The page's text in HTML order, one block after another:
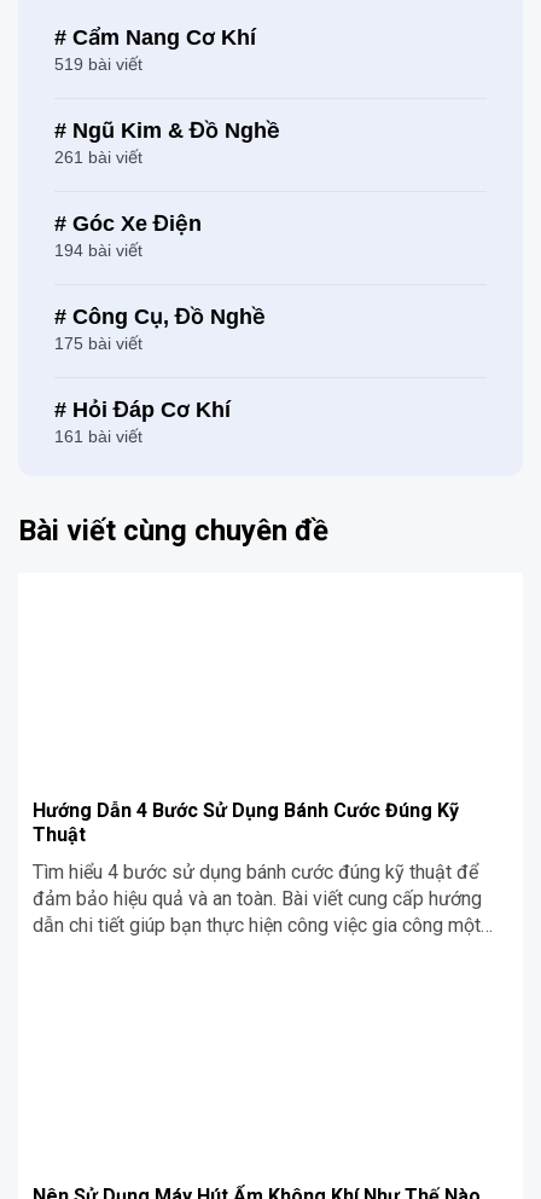
# Cẩm Nang Cơ Khí
519 bài viết
# Ngũ Kim & Đồ Nghề
261 bài viết
# Góc Xe Điện
194 bài viết
# Công Cụ, Đồ Nghề
175 bài viết
# Hỏi Đáp Cơ Khí
161 bài viết
Bài viết cùng chuyên đề
Hướng Dẫn 4 Bước Sử Dụng Bánh Cước Đúng Kỹ
Thuật
Tìm hiểu 4 bước sử dụng bánh cước đúng kỹ thuật để
đảm bảo hiệu quả và an toàn. Bài viết cung cấp hướng
dẫn chi tiết giúp bạn thực hiện công việc gia công một